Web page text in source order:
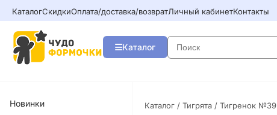
КаталогСкидкиОплата/доставка/возвратЛичный кабинетКонтакты
Каталог
Новинки Каталог / Тигрята / Тигренок №39